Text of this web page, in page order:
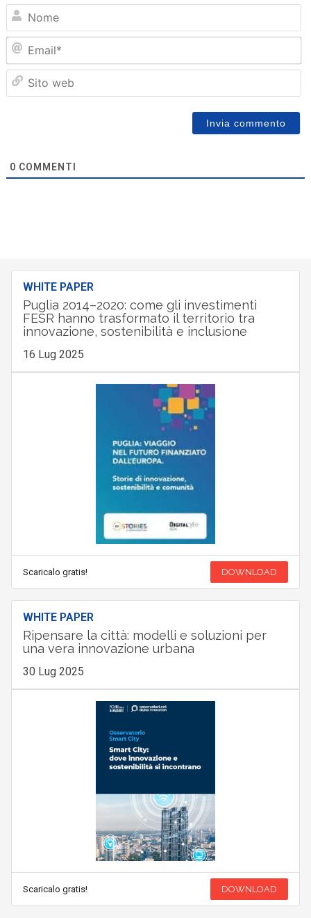
0 COMMENTI
WHITE PAPER
Puglia 2014–2020: come gli investimenti
FESR hanno trasformato il territorio tra
innovazione, sostenibilità e inclusione
16 Lug 2025
Scaricalo gratis! DOWNLOAD
WHITE PAPER
Ripensare la città: modelli e soluzioni per
una vera innovazione urbana
30 Lug 2025
Scaricalo gratis! DOWNLOAD